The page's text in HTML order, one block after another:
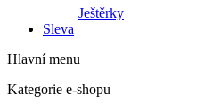
Ještěrky
Sleva
Hlavní menu
Kategorie e-shopu